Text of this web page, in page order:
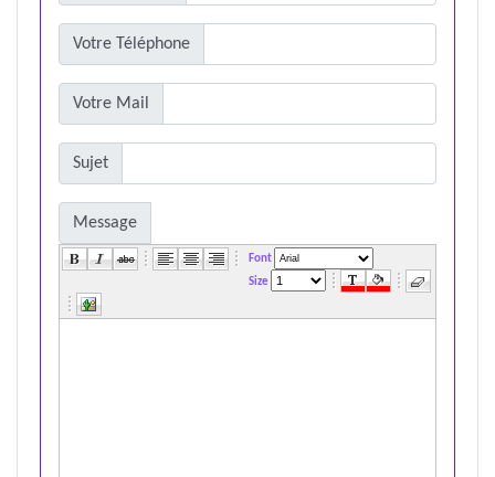
Votre Téléphone
Votre Mail
Sujet
Message
Font
Size